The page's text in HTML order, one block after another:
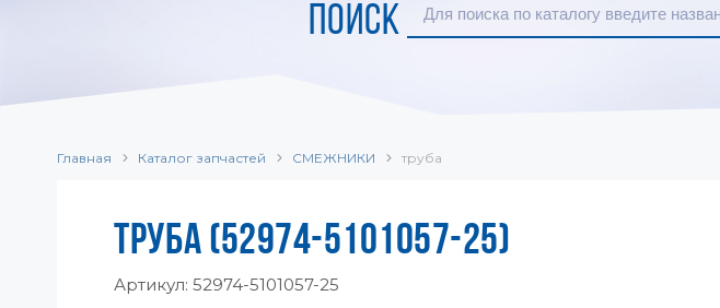
ПОИСК
Главная Каталог запчастей СМЕЖНИКИ труба
ТРУБА (52974-5101057-25)
Артикул: 52974-5101057-25